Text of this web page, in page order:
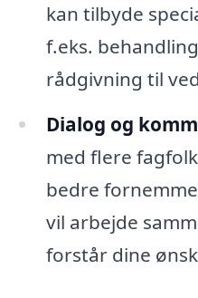
kan tilbyde
f.eks.
rådgivning til
Dialog og
med flere
bedre
vil arbejde
forstår dine